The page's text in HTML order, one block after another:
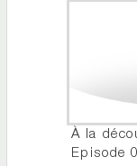
À la
Episode